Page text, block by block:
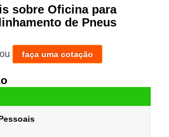
sobre Oficina para
de Pneus
ou faça uma cotação